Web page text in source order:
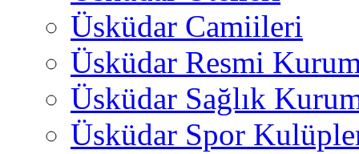
Üsküdar Camiileri
Üsküdar Resmi
Üsküdar Sağlık
Üsküdar Spor